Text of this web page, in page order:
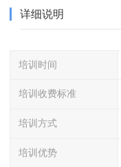
详细说明
培训时间
培训收费标准
培训方式
培训优势